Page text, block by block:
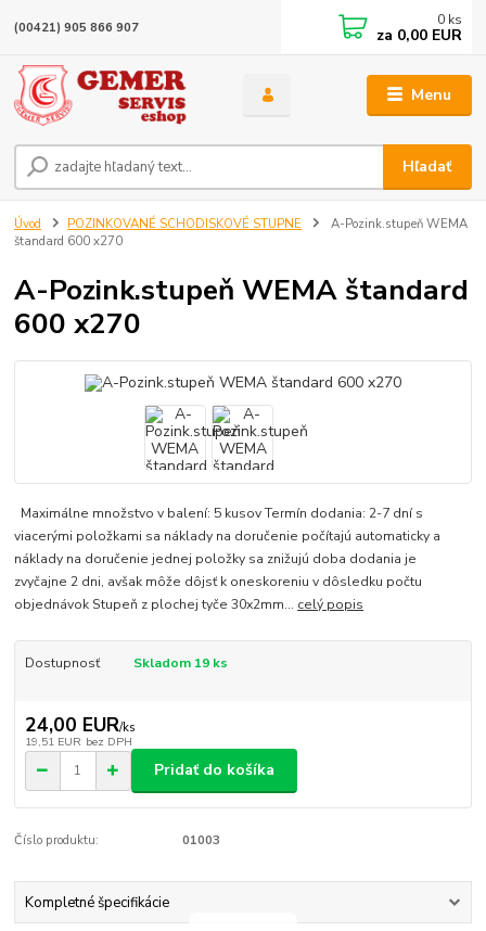
Menu
Hľadať
(00421) 905 866 907 0 ks
za 0,00 EUR
Úvod POZINKOVANÉ SCHODISKOVÉ STUPNE
A-Pozink.stupeň WEMA
štandard 600 x270
A-Pozink.stupeň WEMA štandard
600 x270
Maximálne množstvo v balení: 5 kusov Termín dodania: 2-7 dní s
viacerými položkami sa náklady na doručenie počítajú automaticky a
náklady na doručenie jednej položky sa znižujú doba dodania je
zvyčajne 2 dni, avšak môže dôjsť k oneskoreniu v dôsledku počtu
objednávok Stupeň z plochej tyče 30x2mm... celý popis
Dostupnosť Skladom 19 ks
24,00 EUR/ks
19,51 EUR bez DPH
Pridať do košíka
Číslo produktu: 01003
Kompletné špecifikácie